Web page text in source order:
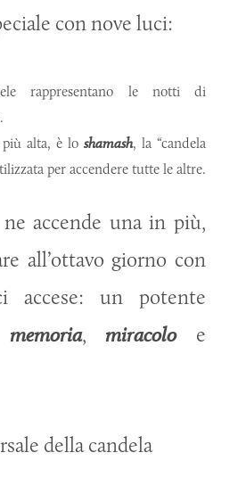
con nove luci:
rappresentano le notti di
alta, è lo shamash, la “candela
per accendere tutte le altre.
accende una in più,
all’ottavo giorno con
un potente
memoria, miracoloe
della candela